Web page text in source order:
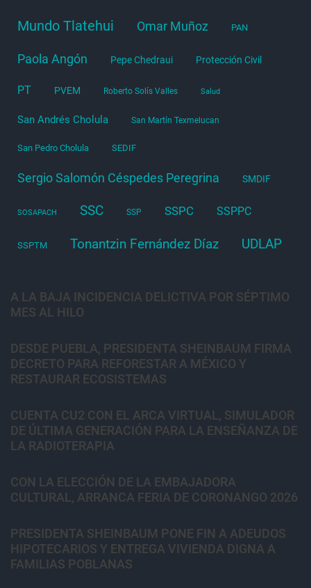
Mundo Tlatehui Omar Muñoz PAN
Paola Angón Pepe Chedraui Protección Civil
PT PVEM Roberto Solís Valles Salud
San Andrés Cholula San Martín Texmelucan
San Pedro Cholula SEDIF
Sergio Salomón Céspedes Peregrina SMDIF
SOSAPACH SSC SSP SSPC SSPPC
SSPTM Tonantzin Fernández Díaz UDLAP
A LA BAJA INCIDENCIA DELICTIVA POR SÉPTIMO
MES AL HILO
DESDE PUEBLA, PRESIDENTA SHEINBAUM FIRMA
DECRETO PARA REFORESTAR A MÉXICO Y
RESTAURAR ECOSISTEMAS
CUENTA CU2 CON EL ARCA VIRTUAL, SIMULADOR
DE ÚLTIMA GENERACIÓN PARA LA ENSEÑANZA DE
LA RADIOTERAPIA
CON LA ELECCIÓN DE LA EMBAJADORA
CULTURAL, ARRANCA FERIA DE CORONANGO 2026
PRESIDENTA SHEINBAUM PONE FIN A ADEUDOS
HIPOTECARIOS Y ENTREGA VIVIENDA DIGNA A
FAMILIAS POBLANAS